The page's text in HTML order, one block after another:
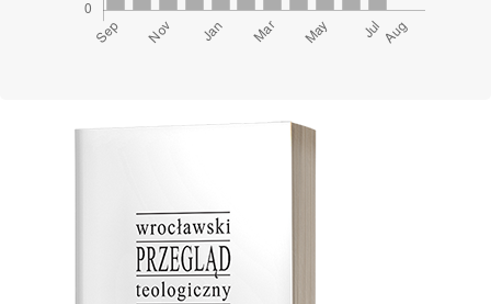
Cover image